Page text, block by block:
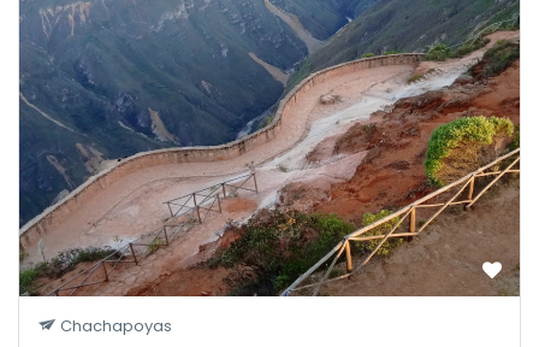
Chachapoyas